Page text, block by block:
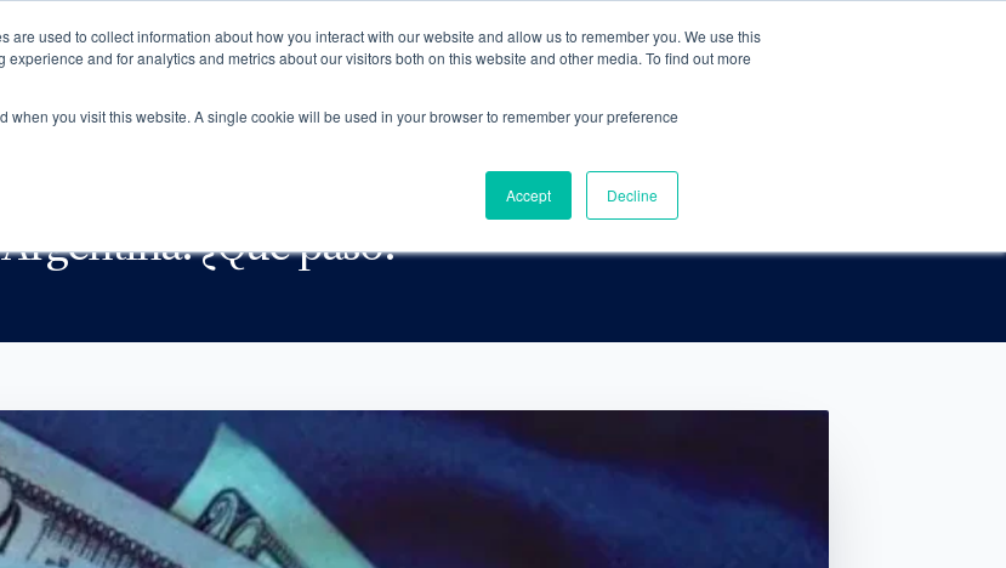
are used to collect information about how you interact with our website and allow us to remember you. We use this
and for analytics and metrics about our visitors both on this website and other media. To find out more
when you visit this website. A single cookie will be used in your browser to remember your preference
Accept Decline
NOSOTROS NOTICIAS ACCEDER AL CLUB
¿Qué pasó?